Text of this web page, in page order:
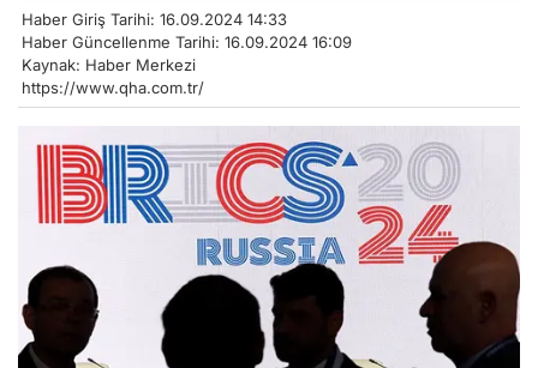
Haber Giriş Tarihi: 16.09.2024 14:33
Haber Güncellenme Tarihi: 16.09.2024 16:09
Kaynak: Haber Merkezi
https://www.qha.com.tr/